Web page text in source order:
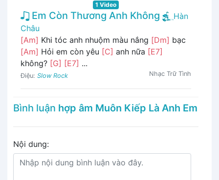
1 Video
Em Còn Thương Anh Không
Hàn
Châu
[Am] Khi tóc anh nhuộm màu nắng [Dm] bạc
[Am] Hỏi em còn yêu [C] anh nữa [E7]
không? [G] [E7] ...
Điệu: Slow Rock Nhạc Trữ Tình
Bình luận hợp âm Muôn Kiếp Là Anh Em
Nội dung: